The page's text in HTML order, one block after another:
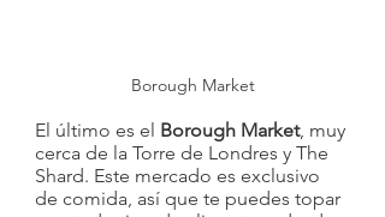
Borough Market
El último es el Borough Market, muy
cerca de la Torre de Londres y The
Shard. Este mercado es exclusivo
de comida, así que te puedes topar